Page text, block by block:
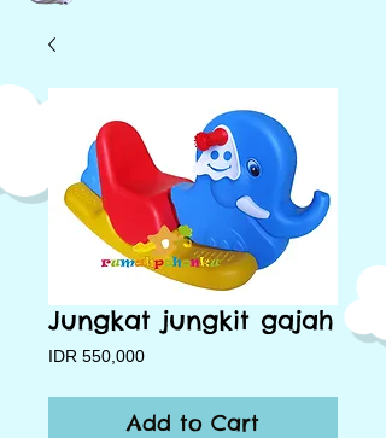
Jungkat jungkit gajah
IDR 550,000Price
Add to Cart